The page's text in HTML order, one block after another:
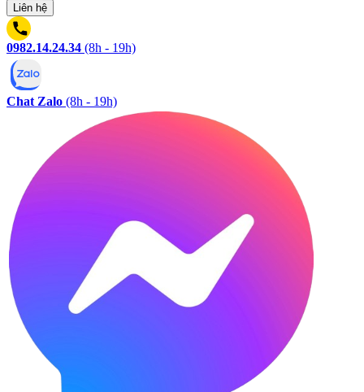
Liên hệ
0982.14.24.34 (8h - 19h)
Chat Zalo (8h - 19h)